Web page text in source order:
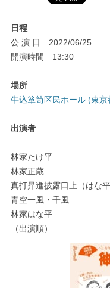
日程
公 演 日 2022/06/25
開演時間 13:30
場所
牛込箪笥区民ホール (東京
出演者
林家たけ平
林家正蔵
真打昇進披露口上（はな
青空一風・千風
林家はな平
（出演順）